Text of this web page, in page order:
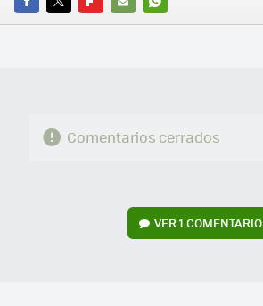
FACEBOOK
TWITTERFLIPBOARD
E-
WHATSAPP
Comentarios cerrados
VER1 COMENTARIO